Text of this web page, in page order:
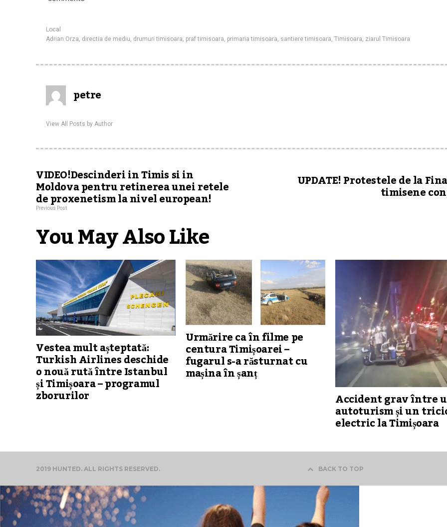
Local
Adrian Orza, directia de mediu, drumuri timisoara, praf timisoara, primaria timisoara, santiere timisoara, Timisoara, ziarul Timisoara
petre
View All Posts by Author
VIDEO!Descinderi in Timis si in
Moldova pentru retinerea unei retele
de proxenetism la nivel european!
Previous Post
UPDATE! Protestele de la
timisene
You May Also Like
Vestea mult așteptată:
Turkish Airlines deschide
o nouă rută între Istanbul
și Timișoara – programul
zborurilor
Urmărire ca în filme pe
centura Timișoarei –
fugarul s-a răsturnat cu
mașina în șanț
Accident grav între
autoturism și un
electric la Timișoara
2019 HUNTED. ALL RIGHTS RESERVED. BACK TO TOP